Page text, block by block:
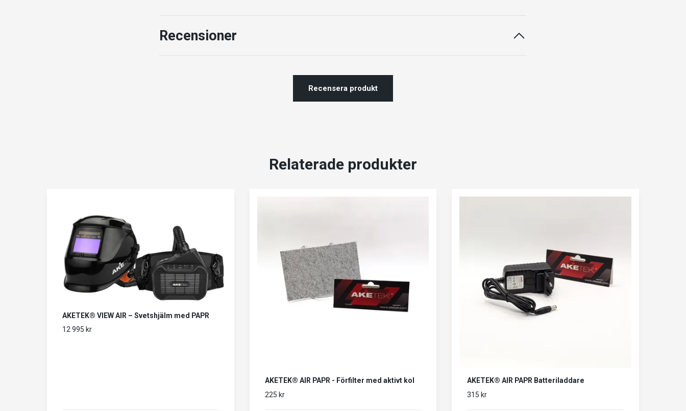
Recensioner
Recensera produkt
Relaterade produkter
AKETEK® VIEW AIR – Svetshjälm med PAPR
12 995 kr
AKETEK® AIR PAPR - Förfilter med aktivt kol
225 kr
AKETEK® AIR PAPR Batteriladdare
315 kr